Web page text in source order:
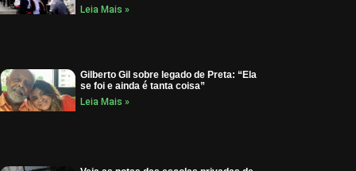
Leia Mais »
Gilberto Gil sobre legado de Preta: “Ela
se foi e ainda é tanta coisa”
Leia Mais »